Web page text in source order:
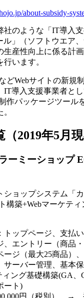
about-subsidy-
社のような「IT導入
ル」（ソフトウエア
生産性向上に係る計
います。
どWebサイトの新規
IT導入支援事業者と
作パッケージツール
2019年5月現
ーミーショップ
ショップシステム「
構築+Webマーケテ
ップページ、支払
、エントリー（商品
ージ（最大25商品）
サーバー管理、基本
ング基礎構築(GA、
ート)
円（税別） →